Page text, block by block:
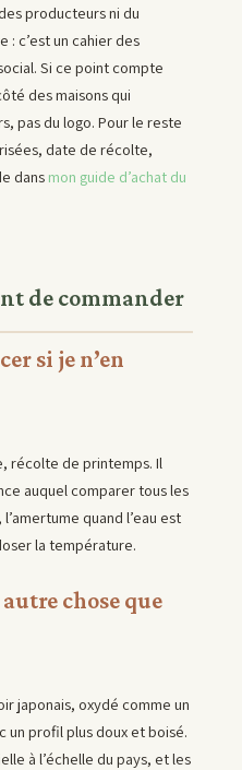
producteurs ni du
c’est un cahier des
Si ce point compte
des maisons qui
pas du logo. Pour le reste
date de récolte,
dans mon guide d’achat du
de commander
si je n’en
récolte de printemps. Il
auquel comparer tous les
quand l’eau est
la température.
chose que
japonais, oxydé comme un
un profil plus doux et boisé.
à l’échelle du pays, et les